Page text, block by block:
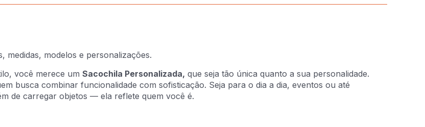
medidas, modelos e personalizações.
você merece um Sacochila Personalizada, que seja tão única quanto a sua personalidade.
busca combinar funcionalidade com sofisticação. Seja para o dia a dia, eventos ou até
de carregar objetos — ela reflete quem você é.